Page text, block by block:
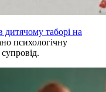
дитячому таборі на
психологічну